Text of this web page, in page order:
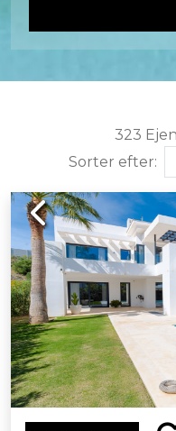
323
Sorter efter:
Previous